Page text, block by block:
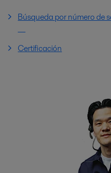
Búsqueda por
Certificación